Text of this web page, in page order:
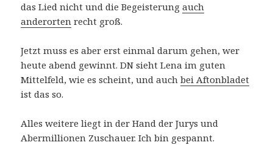
das Lied nicht und die Begeisterungauch
anderorten recht groß.
Jetzt muss es aber erst einmal darum gehen, wer
heute abend gewinnt. DN sieht Lena im guten
Mittelfeld, wie es scheint, und auchbei Aftonbladet
ist das so.
Alles weitere liegt in der Hand der Jurys und
Abermillionen Zuschauer. Ich bin gespannt.